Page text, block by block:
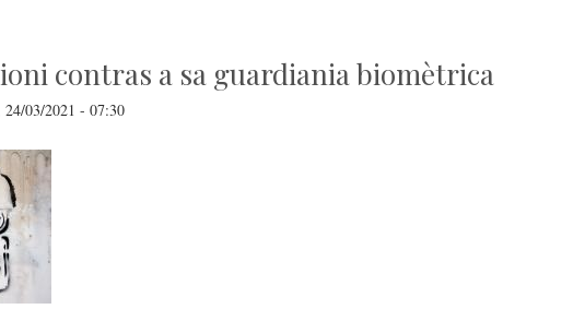
contras a sa guardiania biomètrica
24/03/2021 - 07:30